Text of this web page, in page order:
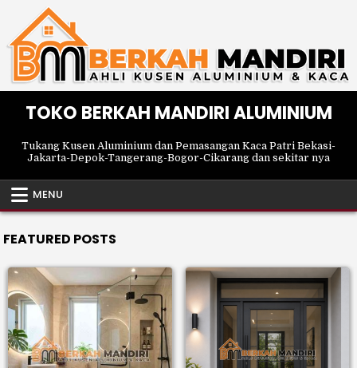
content
TOKO BERKAH MANDIRI ALUMINIUM
Tukang Kusen Aluminium dan Pemasangan Kaca Patri Bekasi-
Jakarta-Depok-Tangerang-Bogor-Cikarang dan sekitar nya
MENU
FEATURED POSTS